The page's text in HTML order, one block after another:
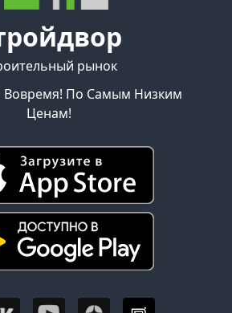
рынок
Вовремя! По Самым Низким
Ценам!